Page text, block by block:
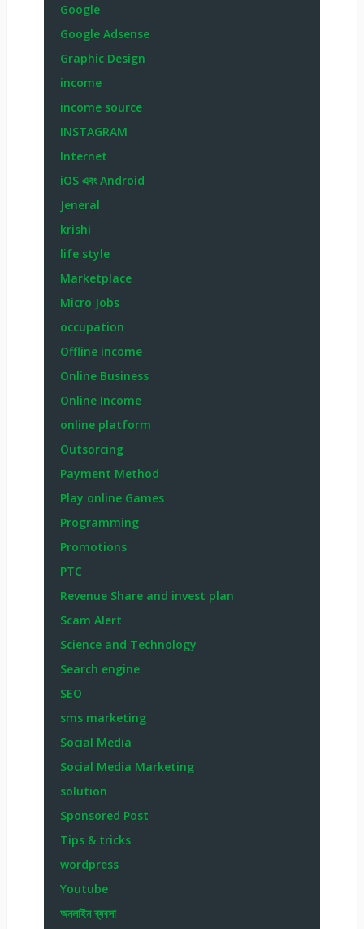
Google
Google Adsense
Graphic Design
income
income source
INSTAGRAM
Internet
iOS এবং Android
Jeneral
krishi
life style
Marketplace
Micro Jobs
occupation
Offline income
Online Business
Online Income
online platform
Outsorcing
Payment Method
Play online Games
Programming
Promotions
PTC
Revenue Share and invest plan
Scam Alert
Science and Technology
Search engine
SEO
sms marketing
Social Media
Social Media Marketing
solution
Sponsored Post
Tips & tricks
wordpress
Youtube
অনলাইন ব্যবসা